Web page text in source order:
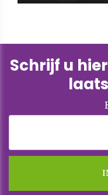
Schrijf u